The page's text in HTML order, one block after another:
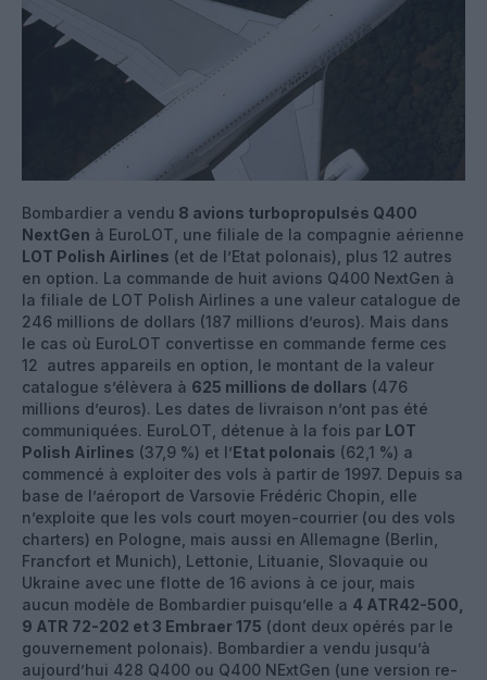
Bombardier a vendu 8 avions turbopropulsés Q400
NextGen à EuroLOT, une filiale de la compagnie aérienne
LOT Polish Airlines (et de l’Etat polonais), plus 12 autres
en option. La commande de huit avions Q400 NextGen à
la filiale de LOT Polish Airlines a une valeur catalogue de
246 millions de dollars (187 millions d’euros). Mais dans
le cas où EuroLOT convertisse en commande ferme ces
12 autres appareils en option, le montant de la valeur
catalogue s’élèvera à 625 millions de dollars (476
millions d’euros). Les dates de livraison n’ont pas été
communiquées. EuroLOT, détenue à la fois par LOT
Polish Airlines (37,9 %) et l’Etat polonais (62,1 %) a
commencé à exploiter des vols à partir de 1997. Depuis sa
base de l’aéroport de Varsovie Frédéric Chopin, elle
n’exploite que les vols court moyen-courrier (ou des vols
charters) en Pologne, mais aussi en Allemagne (Berlin,
Francfort et Munich), Lettonie, Lituanie, Slovaquie ou
Ukraine avec une flotte de 16 avions à ce jour, mais
aucun modèle de Bombardier puisqu’elle a 4 ATR42-500,
9 ATR 72-202 et 3 Embraer 175 (dont deux opérés par le
gouvernement polonais). Bombardier a vendu jusqu’à
aujourd’hui 428 Q400 ou Q400 NExtGen (une version re-